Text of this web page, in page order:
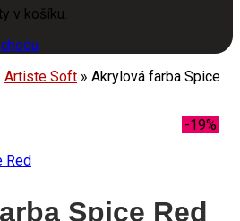
v košíku.
Artiste Soft » Akrylová farba Spice
-19%
Spice Red